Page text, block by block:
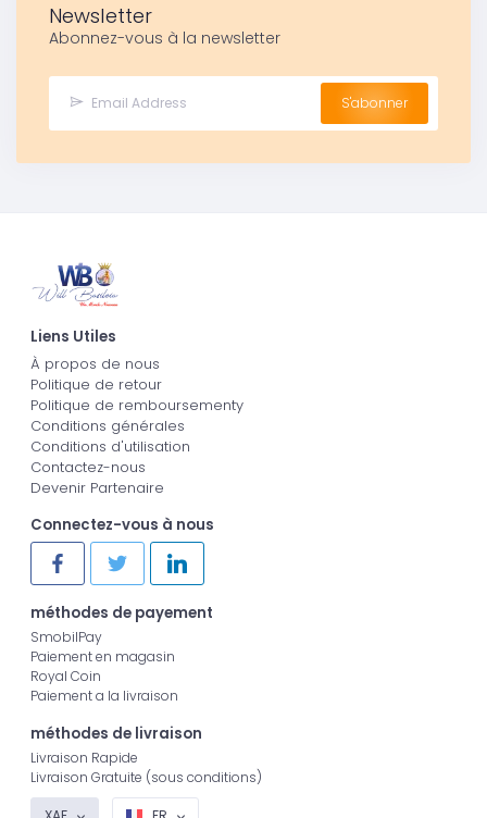
Newsletter
Abonnez-vous à la newsletter
S'abonner
Liens Utiles
À propos de nous
Politique de retour
Politique de remboursementy
Conditions générales
Conditions d'utilisation
Contactez-nous
Devenir Partenaire
Connectez-vous à nous
méthodes de payement
SmobilPay
Paiement en magasin
Royal Coin
Paiement a la livraison
méthodes de livraison
Livraison Rapide
Livraison Gratuite (sous conditions)